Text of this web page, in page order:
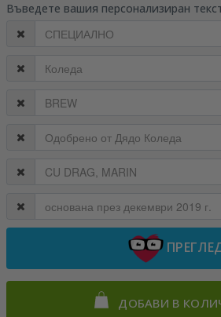
Въведете вашия персонализиран
ДОБАВИ В